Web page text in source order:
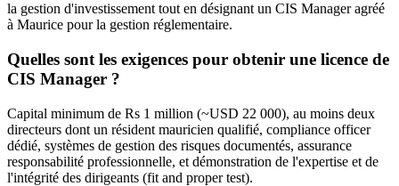
la gestion d'investissement tout en désignant un CIS Manager agréé
à Maurice pour la gestion réglementaire.
Quelles sont les exigences pour obtenir une licence de
CIS Manager ?
Capital minimum de Rs 1 million (~USD 22 000), au moins deux
directeurs dont un résident mauricien qualifié, compliance officer
dédié, systèmes de gestion des risques documentés, assurance
responsabilité professionnelle, et démonstration de l'expertise et de
l'intégrité des dirigeants (fit and proper test).